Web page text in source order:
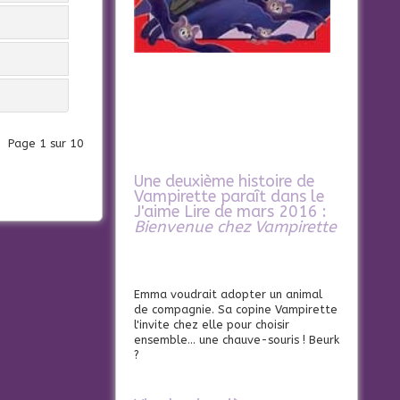
Page 1 sur 10
Une deuxième histoire de
Vampirette paraît dans le
J'aime Lire de mars 2016 :
Bienvenue chez Vampirette
Emma voudrait adopter un animal
de compagnie. Sa copine Vampirette
l'invite chez elle pour choisir
ensemble... une chauve-souris ! Beurk
?